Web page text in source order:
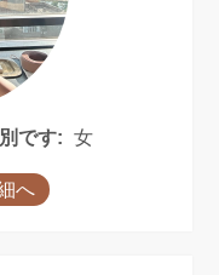
です: 女
へ